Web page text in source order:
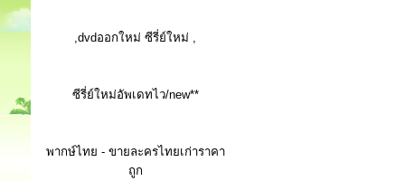
,dvdออกใหม่ ซีรี่ย์ใหม่ ,
ซีรี่ย์ใหม่อัพเดทไว/new**
พากษ์ไทย - ขายละครไทยเก่าราคา
ถูก